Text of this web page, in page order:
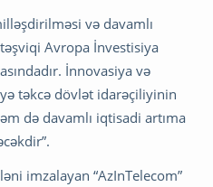
və davamlı
Avropa İnvestisiya
İnnovasiya və
təkcə dövlət idarəçiliyinin
də davamlı iqtisadi artıma
imzalayan “AzInTelecom”